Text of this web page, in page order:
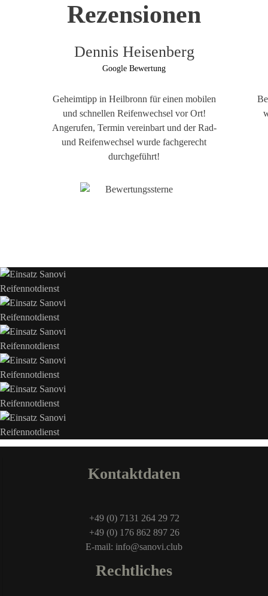
Rezensionen
Dennis Heisenberg
Google Bewertung
Geheimtipp in Heilbronn für einen mobilen
und schnellen Reifenwechsel vor Ort!
Angerufen, Termin vereinbart und der Rad-
und Reifenwechsel wurde fachgerecht
durchgeführt!
Kontaktdaten
+49 (0) 7131 264 29 72
+49 (0) 176 862 897 26
E-mail: info@sanovi.club
Rechtliches